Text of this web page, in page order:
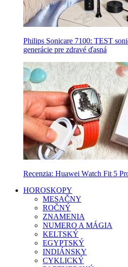
Philips Sonicare 7100: TEST
generácie pre zdravé ďasná
Recenzia: Huawei Watch Fit 5
HOROSKOPY
MESAČNY
ROČNÝ
ZNAMENIA
NUMERO A MÁGIA
KELTSKÝ
EGYPTSKÝ
INDIÁNSKY
CYKLICKÝ